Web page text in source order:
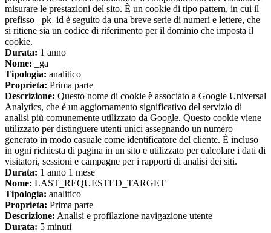
misurare le prestazioni del sito. È un cookie di tipo pattern, in cui il
prefisso _pk_id è seguito da una breve serie di numeri e lettere, che
si ritiene sia un codice di riferimento per il dominio che imposta il
cookie.
Durata: 1 anno
Nome: _ga
Tipologia: analitico
Proprieta: Prima parte
Descrizione: Questo nome di cookie è associato a Google Universal
Analytics, che è un aggiornamento significativo del servizio di
analisi più comunemente utilizzato da Google. Questo cookie viene
utilizzato per distinguere utenti unici assegnando un numero
generato in modo casuale come identificatore del cliente. È incluso
in ogni richiesta di pagina in un sito e utilizzato per calcolare i dati di
visitatori, sessioni e campagne per i rapporti di analisi dei siti.
Durata: 1 anno 1 mese
Nome: LAST_REQUESTED_TARGET
Tipologia: analitico
Proprieta: Prima parte
Descrizione: Analisi e profilazione navigazione utente
Durata: 5 minuti